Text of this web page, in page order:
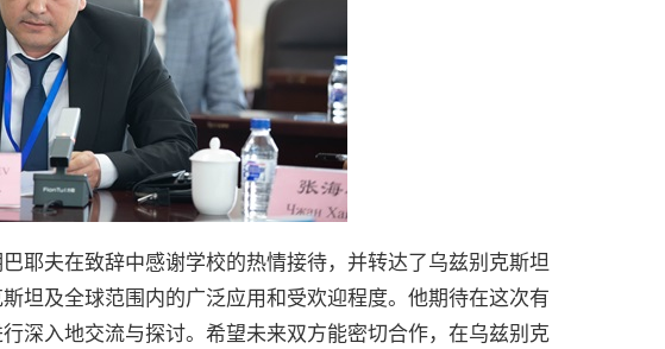
巴耶夫在致辞中感谢学校的热情接待，并转达了乌兹别克斯坦
坦及全球范围内的广泛应用和受欢迎程度。他期待在这次有
深入地交流与探讨。希望未来双方能密切合作，在乌兹别克